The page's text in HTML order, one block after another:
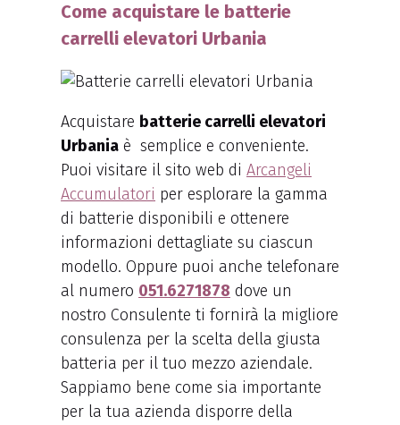
Come acquistare le batterie
carrelli elevatori Urbania
Acquistare batterie carrelli elevatori
Urbania è semplice e conveniente.
Puoi visitare il sito web di Arcangeli
Accumulatori per esplorare la gamma
di batterie disponibili e ottenere
informazioni dettagliate su ciascun
modello. Oppure puoi anche telefonare
al numero 051.6271878 dove un
nostro Consulente ti fornirà la migliore
consulenza per la scelta della giusta
batteria per il tuo mezzo aziendale.
Sappiamo bene come sia importante
per la tua azienda disporre della